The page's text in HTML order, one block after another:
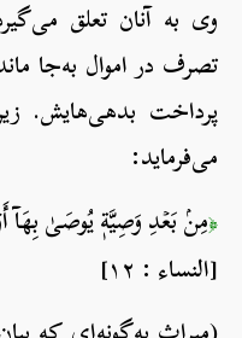
وی به آنان تعلق
تصرف در اموال به‌جا
پرداخت بدهی‌هایش.
می‌فرماید:
﴿مِنۢ بَعۡدِ وَصِيَّةٖ يُوصَىٰ بِهَآ
[النساء : ١٢]